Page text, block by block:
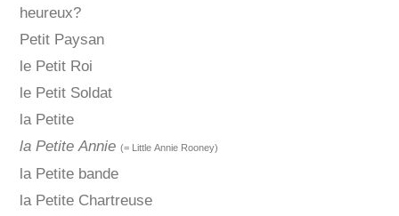
heureux?
Petit Paysan
le Petit Roi
le Petit Soldat
la Petite
la Petite Annie (= Little Annie Rooney)
la Petite bande
la Petite Chartreuse